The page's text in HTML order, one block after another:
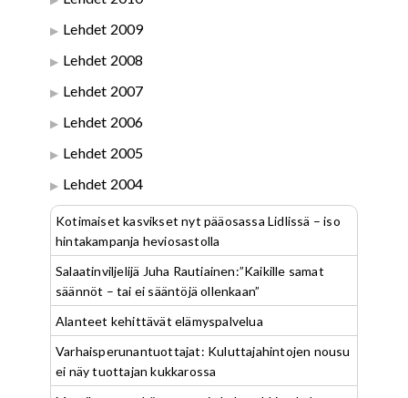
Lehdet 2009
Lehdet 2008
Lehdet 2007
Lehdet 2006
Lehdet 2005
Lehdet 2004
Kotimaiset kasvikset nyt pääosassa Lidlissä – iso
hintakampanja heviosastolla
Salaatinviljelijä Juha Rautiainen:”Kaikille samat
säännöt – tai ei sääntöjä ollenkaan”
Alanteet kehittävät elämyspalvelua
Varhaisperunantuottajat: Kuluttajahintojen nousu
ei näy tuottajan kukkarossa